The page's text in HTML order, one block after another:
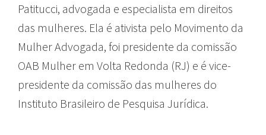
Patitucci, advogada e especialista em direitos
das mulheres. Ela é ativista pelo Movimento da
Mulher Advogada, foi presidente da comissão
OAB Mulher em Volta Redonda (RJ) e é vice-
presidente da comissão das mulheres do
Instituto Brasileiro de Pesquisa Jurídica.